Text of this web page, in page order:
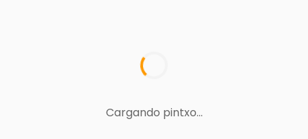
Cargando pintxo...